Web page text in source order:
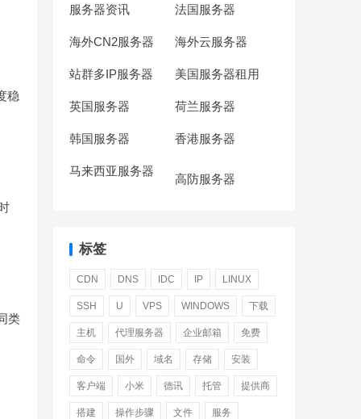
稳
类
服务器资讯 法国服务器
海外CN2服务器 海外云服务器
站群多IP服务器 美国服务器租用
英国服务器 荷兰服务器
韩国服务器 香港服务器
马来西亚服务器
高防服务器
标签
CDN DNS IDC IP LINUX
SSH U VPS WINDOWS 下载
主机 代理服务器 企业邮箱 免费
命令 国外 域名 存储 安装
客户端 小米 德讯 托管 提供商
搭建 操作步骤 文件 服务